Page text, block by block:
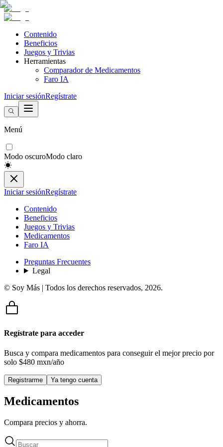
Contenido
Beneficios
Juegos y Trivias
Herramientas
Comparador de Medicamentos
Faro IA
Iniciar sesiónRegístrate
Menú
Modo oscuroModo claro
Iniciar sesiónRegístrate
Contenido
Beneficios
Juegos y Trivias
Medicamentos
Faro IA
Preguntas Frecuentes
Legal
© Soy Más | Todos los derechos reservados, 2026.
Regístrate para acceder
Busca y compara medicamentos para conseguir el mejor precio por
solo $480 mxn/año
Registrarme Ya tengo cuenta
Medicamentos
Compara precios y ahorra.